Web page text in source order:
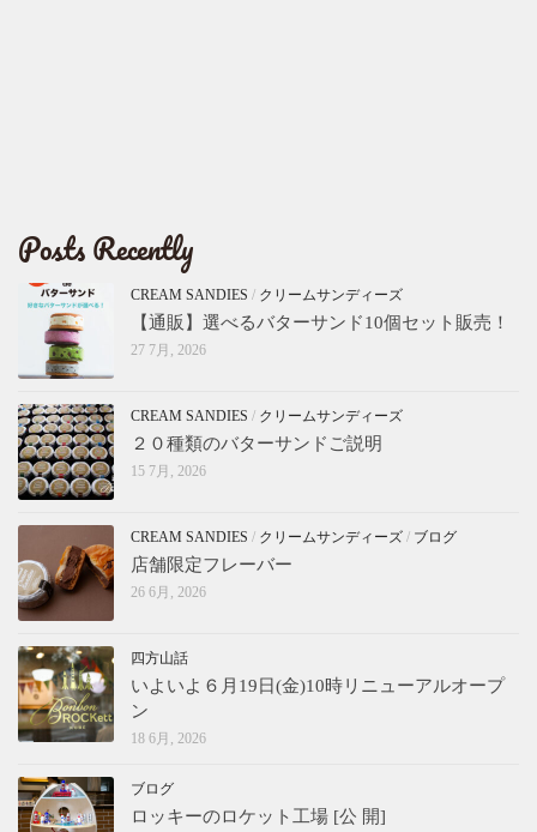
Posts Recently
CREAM SANDIES / クリームサンディーズ
【通販】選べるバターサンド10個セット販売！
27 7月, 2026
CREAM SANDIES / クリームサンディーズ
２０種類のバターサンドご説明
15 7月, 2026
CREAM SANDIES / クリームサンディーズ / ブログ
店舗限定フレーバー
26 6月, 2026
四方山話
いよいよ６月19日(金)10時リニューアルオープ
ン
18 6月, 2026
ブログ
ロッキーのロケット工場 [公 開]